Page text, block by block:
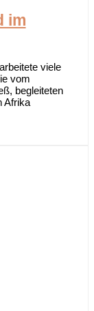
im
viele
vom
begleiteten
Afrika